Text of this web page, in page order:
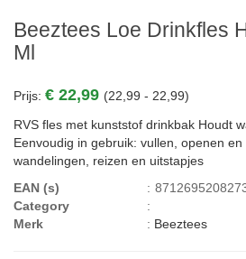
Beeztees Loe Drinkfles
Ml
Prijs: € 22,99 (22,99 - 22,99)
RVS fles met kunststof drinkbak Houdt
Eenvoudig in gebruik: vullen, openen
wandelingen, reizen en uitstapjes
EAN (s)
:
Category
:
Merk
: Beeztees